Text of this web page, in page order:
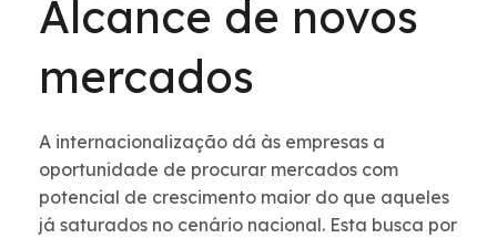
Alcance de novos
mercados
A internacionalização dá às empresas a
oportunidade de procurar mercados com
potencial de crescimento maior do que aqueles
já saturados no cenário nacional. Esta busca por